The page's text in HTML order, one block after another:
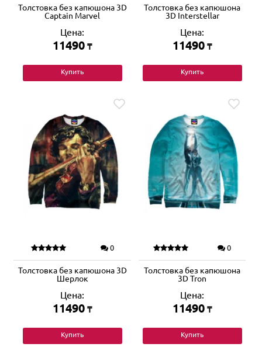
Толстовка без капюшона 3D
Captain Marvel
Цена:
11490 ₸
Купить
Толстовка без капюшона
3D Interstellar
Цена:
11490 ₸
Купить
0
Толстовка без капюшона 3D
Шерлок
Цена:
11490 ₸
Купить
0
Толстовка без капюшона
3D Tron
Цена:
11490 ₸
Купить